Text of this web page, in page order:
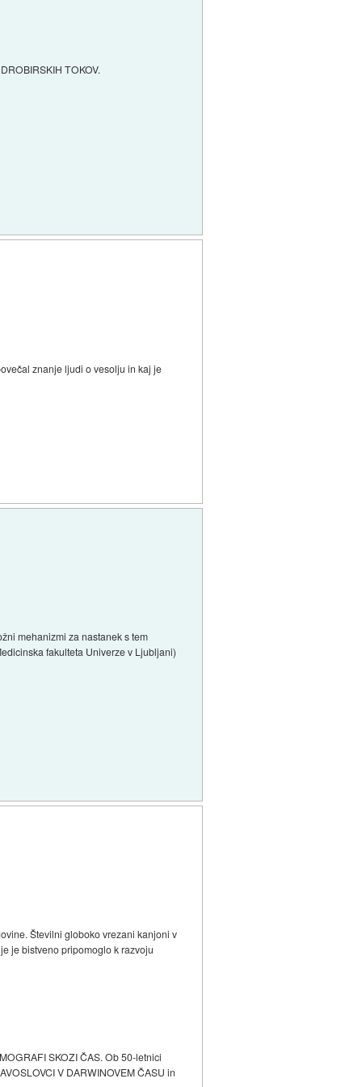
TOKOV.
znanje ljudi o vesolju in kaj je
mehanizmi za nastanek s tem
fakulteta Univerze v Ljubljani)
Številni globoko vrezani kanjoni v
je bistveno pripomoglo k razvoju
SKOZI ČAS. Ob 50-letnici
V DARWINOVEM ČASU in